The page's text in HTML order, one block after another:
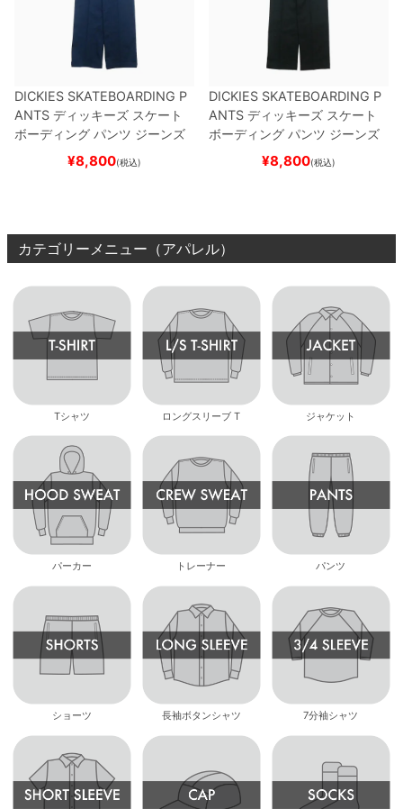
DICKIES SKATEBOARDING P
ANTS ディッキーズ スケート
ボーディング パンツ ジーンズ
SLIM FIT 30 LENGTH
スケートボード スケボ
¥8,800(税込)
DICKIES SKATEBOARDING P
ANTS ディッキーズ スケート
ボーディング パンツ ジーンズ
SLIM FIT 30 LENGTH
スケートボード スケボー
¥8,800(税込)
カテゴリーメニュー（アパレル）
Tシャツ ロングスリーブ T ジャケット
パーカー トレーナー パンツ
ショーツ 長袖ボタンシャツ 7分袖シャツ